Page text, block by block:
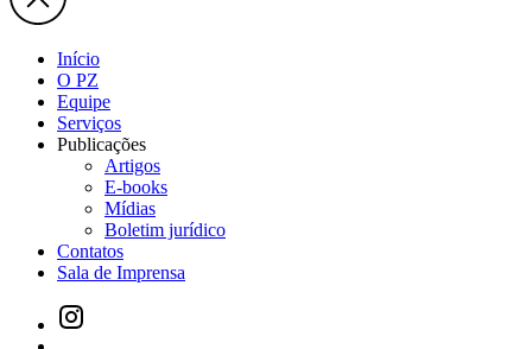
Início
O PZ
Equipe
Serviços
Publicações
Artigos
E-books
Mídias
Boletim jurídico
Contatos
Sala de Imprensa